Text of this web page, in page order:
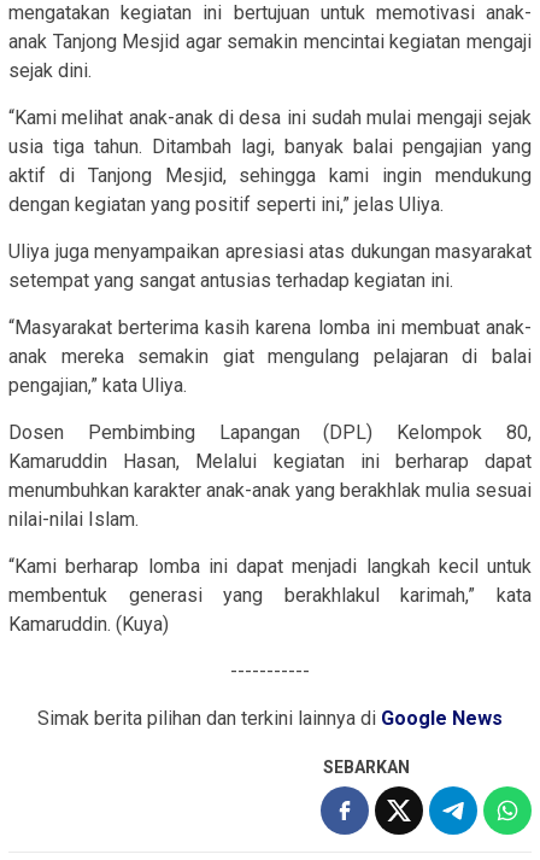
mengatakan kegiatan ini bertujuan untuk memotivasi anak-
anak Tanjong Mesjid agar semakin mencintai kegiatan mengaji
sejak dini.
“Kami melihat anak-anak di desa ini sudah mulai mengaji sejak
usia tiga tahun. Ditambah lagi, banyak balai pengajian yang
aktif di Tanjong Mesjid, sehingga kami ingin mendukung
dengan kegiatan yang positif seperti ini,” jelas Uliya.
Uliya juga menyampaikan apresiasi atas dukungan masyarakat
setempat yang sangat antusias terhadap kegiatan ini.
“Masyarakat berterima kasih karena lomba ini membuat anak-
anak mereka semakin giat mengulang pelajaran di balai
pengajian,” kata Uliya.
Dosen Pembimbing Lapangan (DPL) Kelompok 80,
Kamaruddin Hasan, Melalui kegiatan ini berharap dapat
menumbuhkan karakter anak-anak yang berakhlak mulia sesuai
nilai-nilai Islam.
“Kami berharap lomba ini dapat menjadi langkah kecil untuk
membentuk generasi yang berakhlakul karimah,” kata
Kamaruddin. (Kuya)
-----------
Simak berita pilihan dan terkini lainnya di Google News
SEBARKAN